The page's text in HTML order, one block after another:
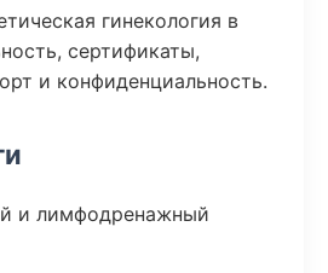
гинекология в
сертификаты,
и конфиденциальность.
и лимфодренажный